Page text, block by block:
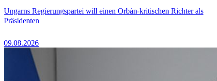
Ungarns Regierungspartei will einen Orbán-kritischen Richter als
Präsidenten
09.08.2026